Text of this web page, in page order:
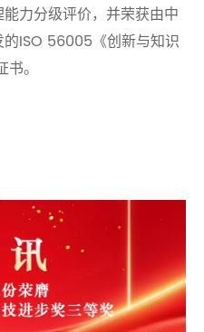
力分级评价，并荣获由中
ISO 56005《创新与知识
。